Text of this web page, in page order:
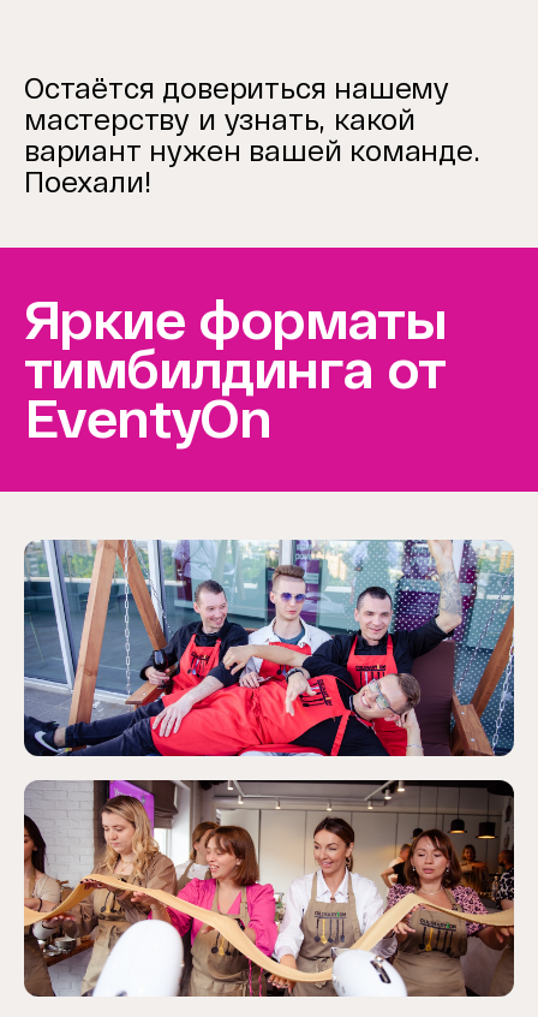
Остаётся довериться нашему
мастерству и узнать, какой
вариант нужен вашей команде.
Поехали!
Яркие форматы
тимбилдинга от
EventyOn